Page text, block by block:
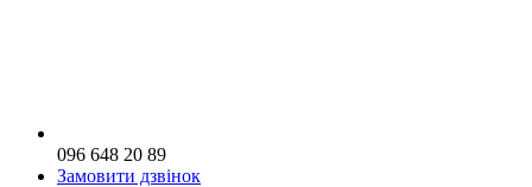
096 648 20 89
Замовити дзвінок